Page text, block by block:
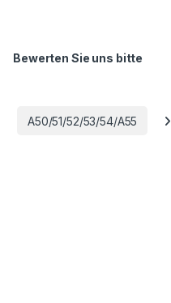
Bewerten Sie uns bitte
A50/51/52/53/54/A55